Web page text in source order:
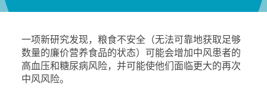
一项新研究发现，粮食不安全（无法可靠地获取足够
数量的廉价营养食品的状态）可能会增加中风患者的
高血压和糖尿病风险，并可能使他们面临更大的再次
中风风险。